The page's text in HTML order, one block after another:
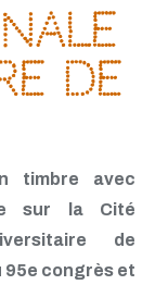
de
timbre avec
sur la Cité
de
95e congrès et